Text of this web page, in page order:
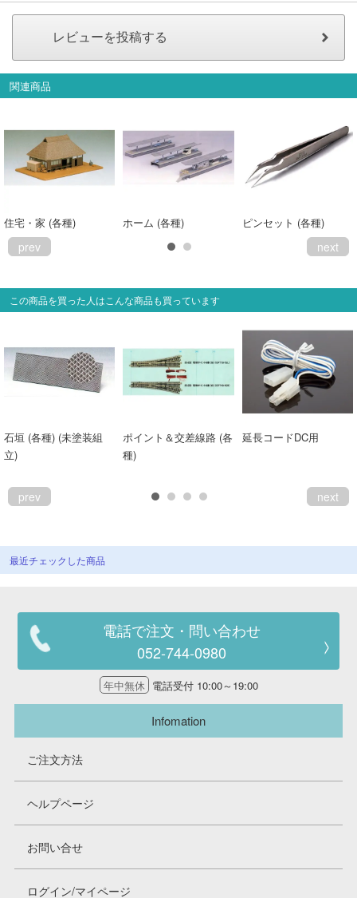
関連商品
住宅・家 (各種) ホーム (各種) ピンセット (各種)
prev next
この商品を買った人はこんな商品も買っています
石垣 (各種) (未塗装組
立)
ポイント＆交差線路 (各
種)
延長コードDC用
prev next
最近チェックした商品
電話で注文・問い合わせ
052-744-0980
年中無休 電話受付 10:00～19:00
Infomation
ご注文方法
ヘルプページ
お問い合せ
ログイン/マイページ